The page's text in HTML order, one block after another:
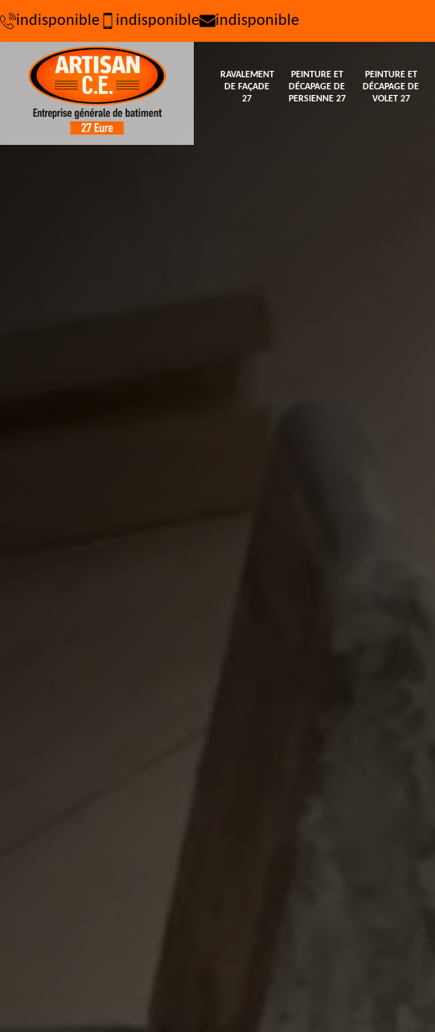
indisponible indisponible indisponible
RAVALEMENT
DE FAÇADE
27
PEINTURE ET
DÉCAPAGE DE
PERSIENNE 27
PEINTURE ET
DÉCAPAGE DE
VOLET 27